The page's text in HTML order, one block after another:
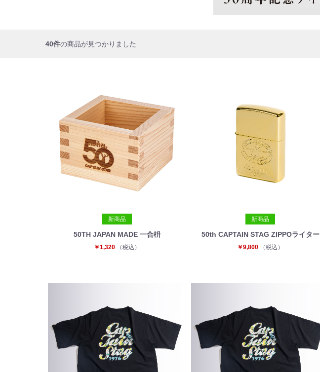
40件の商品が見つかりました
新商品
50TH JAPAN MADE 一合枡
￥1,320 （税込）
新商品
50th CAPTAIN STAG ZIPPOライター
￥9,800 （税込）